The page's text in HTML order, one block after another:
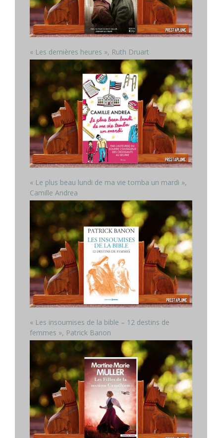
« Les dernières heures », Ruth Druart
« Le plus beau lundi de ma vie tomba un mardi »,
Camille Andrea
« Les insoumises de la bible – 12 destins de
femmes », Patrick Banon